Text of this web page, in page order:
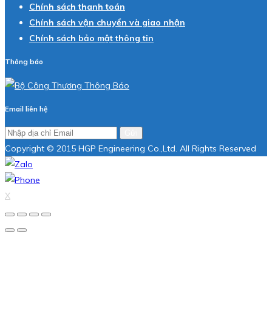
Chính sách thanh toán
Chính sách vận chuyển và giao nhận
Chính sách bảo mật thông tin
Thông báo
Email liên hệ
Copyright © 2015 HGP Engineering Co.,Ltd. All Rights Reserved
X